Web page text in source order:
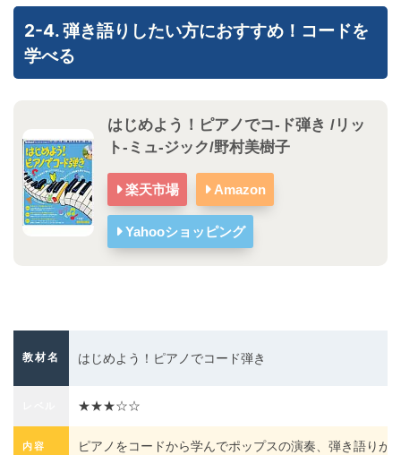
2-4. 弾き語りしたい方におすすめ！コードを
学べる
はじめよう！ピアノでコ-ド弾き /リッ
ト-ミュ-ジック/野村美樹子
楽天市場 Amazon
Yahooショッピング
教材名 はじめよう！ピアノでコード弾き
★★★☆☆
内容 ピアノをコードから学んでポップスの演奏、弾き語りが